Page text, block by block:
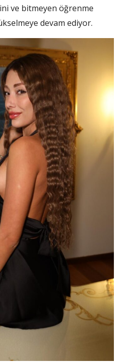
ve bitmeyen öğrenme
devam ediyor.